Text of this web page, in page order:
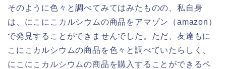
そのように色々と調べてみてはみたものの、私自身
は、にこにこカルシウムの商品をアマゾン（amazon）
で発見することができませんでした。ただ、友達もに
こにこカルシウムの商品を色々と調べていたらしく、
にこにこカルシウムの商品を購入することができるペ